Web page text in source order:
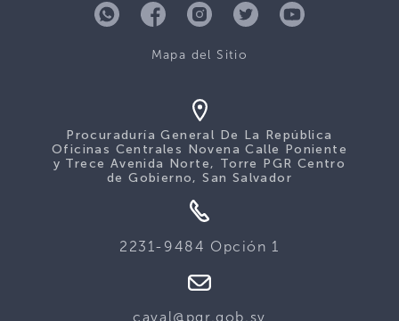
Mapa del Sitio
Procuraduría General De La República
Oficinas Centrales Novena Calle Poniente
y Trece Avenida Norte, Torre PGR Centro
de Gobierno, San Salvador
2231-9484 Opción 1
caval@pgr.gob.sv